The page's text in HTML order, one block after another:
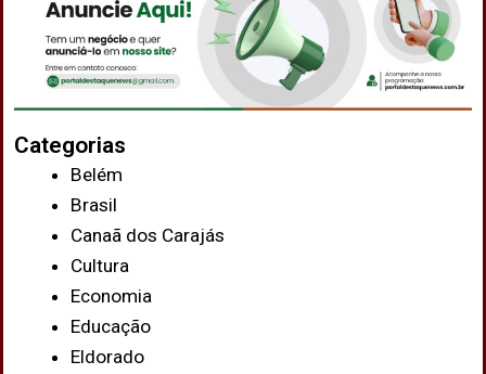
Categorias
Belém
Brasil
Canaã dos Carajás
Cultura
Economia
Educação
Eldorado